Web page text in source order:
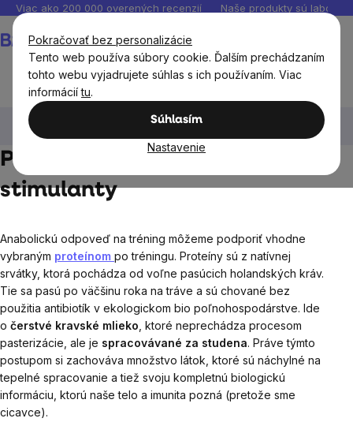
Pokračovať bez personalizácie
Tento web používa súbory cookie. Ďalším prechádzaním
tohto webu vyjadrujete súhlas s ich používaním. Viac
informáciítu.
Súhlasím
Nastavenie
Prejsť
obsah
Viac ako 200 000 overených recenzií Naše produkty sú
košík
BrainMax® výživové doplnky
predtréningové stimulanty
Proteíny, predtréningové
stimulanty
Anabolickú odpoveď na tréning môžeme podporiť vhodne
vybraným proteínom po tréningu. Proteíny sú z natívnej
srvátky, ktorá pochádza od voľne pasúcich holandských kráv.
Tie sa pasú po väčšinu roka na tráve a sú chované bez
použitia antibiotík v ekologickom bio poľnohospodárstve. Ide
o čerstvé kravské mlieko , ktoré neprechádza procesom
pasterizácie, ale je spracovávané za studena. Práve týmto
postupom si zachováva množstvo látok, ktoré sú náchylné na
tepelné spracovanie a tiež svoju kompletnú biologickú
informáciu, ktorú naše telo a imunita pozná (pretože sme
cicavce).